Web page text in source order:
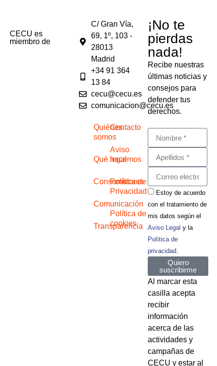
CECU es
miembro de
C/ Gran Vía,
69, 1º, 103 -
28013
Madrid
+34 91 364
13 84
cecu@cecu.es
comunicacion@cecu.es
Quiénes
somos
Qué hacemos
Consumidores
Comunicación
Transparencia
Contacto
Aviso
legal
Política de
Privacidad
Política de
cookies
¡No te
pierdas
nada!
Recibe nuestras
últimas noticias y
consejos para
defender tus
derechos.
Estoy de acuerdo
con el tratamiento de
mis datos según el
Aviso Legal y la
Política de
privacidad
Quiero
suscribirme
Al marcar esta
casilla acepta
recibir
información
acerca de las
actividades y
campañas de
CECU y estar al